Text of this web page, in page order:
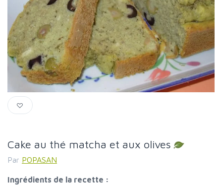
Cake au thé matcha et aux olives
Par POPASAN
Ingrédients de la recette :